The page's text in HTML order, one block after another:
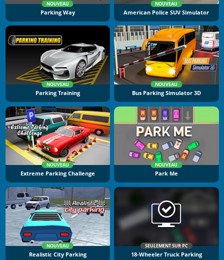
NOUVEAU
Parking Way
NOUVEAU
American Police SUV Simulator
NOUVEAU
Parking Training
NOUVEAU
Bus Parking Simulator 3D
NOUVEAU
Extreme Parking Challenge
NOUVEAU
Park Me
NOUVEAU
Realistic City Parking
SEULEMENT SUR PC
18-Wheeler Truck Parking